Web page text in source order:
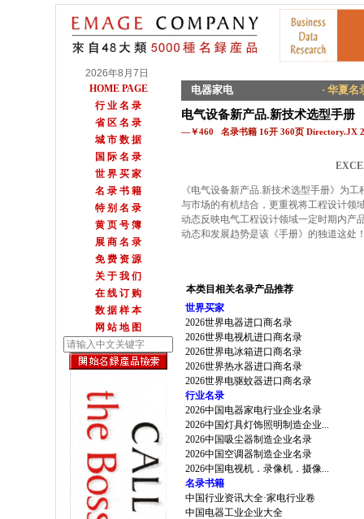
2026年8月7日
HOME PAGE
行 业 名 录
省 区 名 录
城 市 数 据
国 际 名 录
世 界 买 家
名 录 书 籍
特 别 名 录
黄 页 号 簿
展 商 名 录
免 费 资 源
关 于 我 们
在 线 订 购
数 据 样 本
网 站 地 图
电器家电 · 华夏
电气设备新产品.新技术选型手册
—￥460 名录书籍 16开 360页 Directory.JX
《电气设备新产品.新技术选型手册》为
与市场的有机结合，更重视将工程设计领
动态反映电气工程设计领域一定时期内产
动态和发展趋势是该《手册》的独道这处
本类目相关名录产品推荐
世界买家
2026世界电器进口商名录
2026世界电视机进口商名录
2026世界电冰箱进口商名录
2026世界热水器进口商名录
2026世界电驱蚊器进口商名录
行业名录
2026中国电器家电行业企业名录
2026中国灯具灯饰照明制造企业...
2026中国吸尘器制造企业名录
2026中国空调器制造企业名录
2026中国电视机．录像机．摄像...
名录书籍
中国行业资讯大全·家电行业卷
中国电器工业企业大全